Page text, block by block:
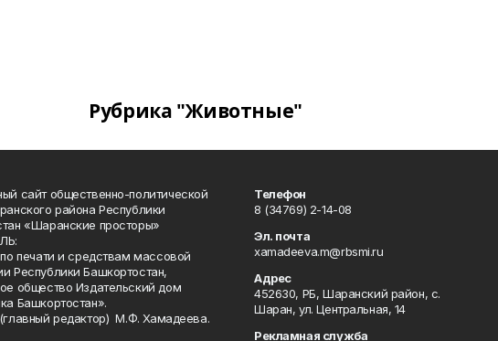
Рубрика "Животные"
сайт общественно-политической
района Республики
«Шаранские просторы»
по печати и средствам массовой
Республики Башкортостан,
общество Издательский дом
Башкортостан».
редактор) М.Ф. Хамадеева.
Телефон
8 (34769) 2-14-08
Эл. почта
xamadeeva.m@rbsmi.ru
Адрес
452630, РБ, Шаранский район, с.
Шаран, ул. Центральная, 14
Рекламная служба